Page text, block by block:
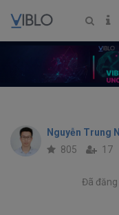
Nguyễn Trung
805 17
Đã đăng